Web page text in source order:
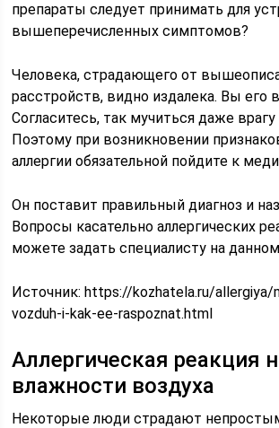
препараты следует принимать для
вышеперечисленных симптомов?
Человека, страдающего от
расстройств, видно издалека. Вы его
Согласитесь, так мучиться даже
Поэтому при возникновении
аллергии обязательной пойдите к
Он поставит правильный диагноз и
Вопросы касательно аллергических
можете задать специалисту на
Источник:https://kozhatela.ru/allergiya/
vozduh-i-kak-ee-raspoznat.html
Аллергическая реакция
влажности воздуха
Некоторые люди страдают